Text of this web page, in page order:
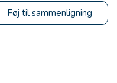
Føj til sammenligning